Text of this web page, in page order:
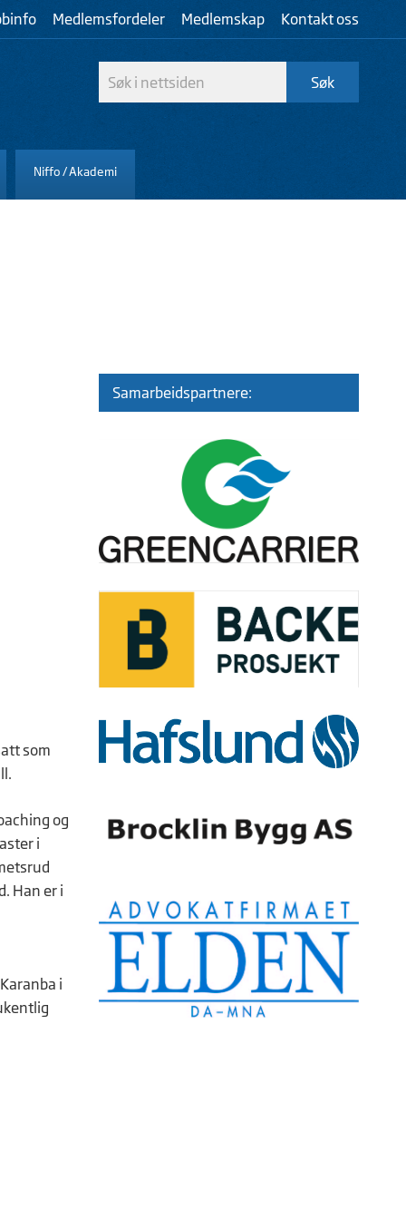
Medlemsfordeler Medlemskap Kontakt oss
Niffo / Akademi
som
og
i
Han er i
i
Samarbeidspartnere: